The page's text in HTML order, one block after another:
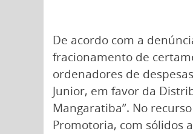
De acordo com a
fracionamento de
ordenadores de
Junior, em favor da
Mangaratiba”. No
Promotoria, com sólidos